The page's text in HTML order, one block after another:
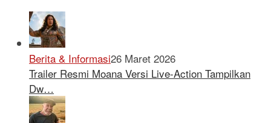
Berita & Informasi26 Maret 2026
Trailer Resmi Moana Versi Live-Action Tampilkan
Dw…